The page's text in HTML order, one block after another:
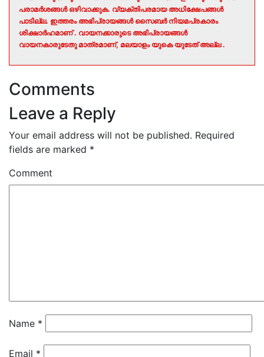
പരാമർശങ്ങൾ ഒഴിവാക്കുക. വ്യക്തിപരമായ അധിക്ഷേപങ്ങൾ
പാടില്ല. ഇത്തരം അഭിപ്രായങ്ങൾ സൈബർ നിയമപ്രകാരം
ശിക്ഷാർഹമാണ് . വായനക്കാരുടെ അഭിപ്രായങ്ങൾ
വായനകാരുടേതു മാത്രമാണ്, മലയാളം യുകെ യുടേത് അല്ല .
Comments
Leave a Reply
Your email address will not be published. Required
fields are marked *
Comment
Name *
Email *